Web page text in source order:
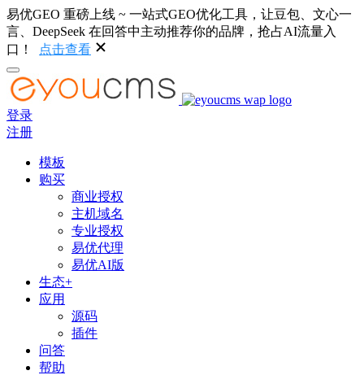
易优GEO 重磅上线 ~ 一站式GEO优化工具，让豆包、文心一
言、DeepSeek 在回答中主动推荐你的品牌，抢占AI流量入
口！
点击查看
登录
注册
模板
购买
商业授权
主机域名
专业授权
易优代理
易优AI版
生态+
应用
源码
插件
问答
帮助